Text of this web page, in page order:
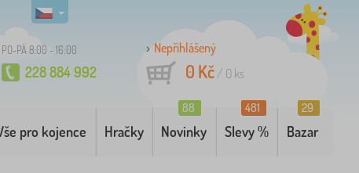
PO-PÁ 8:00 - 16:00
228 884 992
Nepřihlášený
0 Kč/ 0 ks
pro kojence Hračky Novinky
88
Slevy %
481
Bazar
29